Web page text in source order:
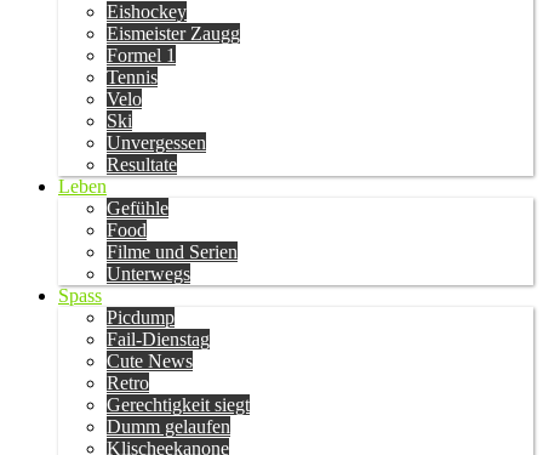
Eishockey
Eismeister Zaugg
Formel 1
Tennis
Velo
Ski
Unvergessen
Resultate
Leben
Gefühle
Food
Filme und Serien
Unterwegs
Spass
Picdump
Fail-Dienstag
Cute News
Retro
Gerechtigkeit siegt
Dumm gelaufen
Klischeekanone